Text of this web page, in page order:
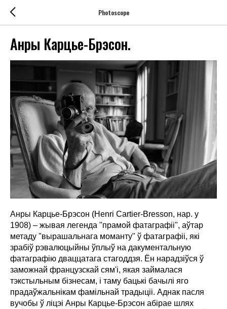
Photoscope
Анры Карцье-Брэсон.
Анры Карцье-Брэсон (Henri Cartier-Bresson, нар. у
1908) – жывая легенда "прамой фатаграфіі", аўтар
метаду "вырашальнага моманту" ў фатаграфіі, які
зрабіў рэвалюцыйны ўплыў на дакументальную
фатаграфію дваццатага стагоддзя. Ён нарадзіўся ў
заможнай французскай сям'і, якая займалася
тэкстыльным бізнесам, і таму бацькі бачылі яго
прадаўжальнікам фамільнай традыціі. Аднак пасля
вучобы ў ліцэі Анры Карцье-Брэсон абірае шлях